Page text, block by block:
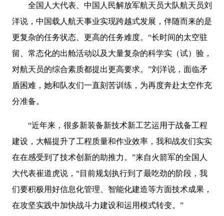
全国人大代表、中国人民解放军航天员大队航天员刘
洋说，中国载人航天事业实现跨越式发展，伴随而来的是
更复杂的任务状态、更高的任务难度。“长时间的太空驻
留、常态化的出舱活动以及大量复杂的科学实（试）验，
对航天员的综合素质都提出更高要求。”刘洋说，面临矛
盾困难，她和队友们一直刻苦训练，为再度奔赴太空作充
分准备。
“近年来，很多新装备新技术新工艺运用于战备工程
建设，大幅提升了工程质量和作业效率，我和战友们实实
在在感受到了技术创新的助推力。”来自火箭军的全国人
大代表崔道虎说，“目前规划执行到了最吃劲的阶段，我
们要积极用好信息化管理、智能化建造等方面技术成果，
在攻坚实践中加快战斗力建设和运用模式转变。”